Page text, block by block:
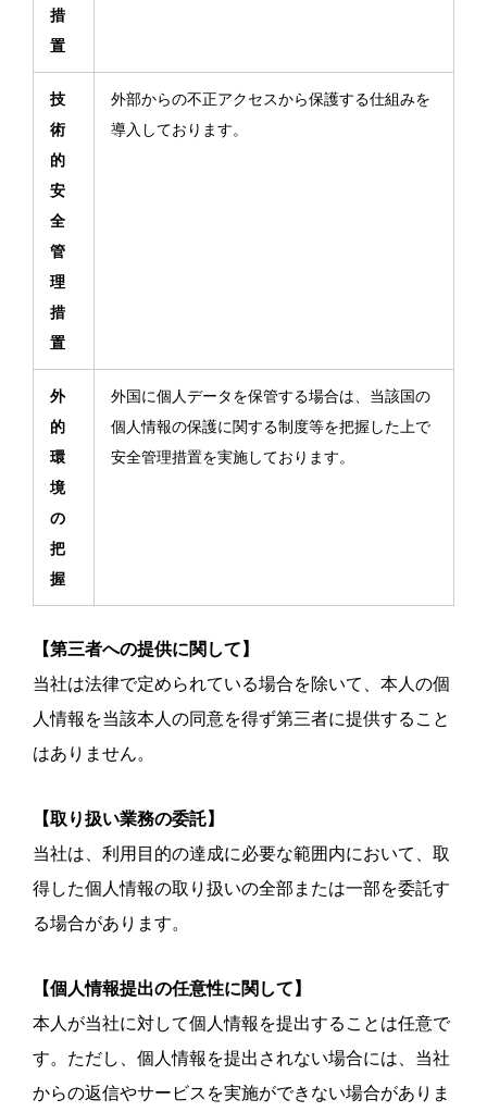
措
置
技
術
的
安
全
管
理
措
置
外部からの不正アクセスから保護する仕組みを
導入しております。
外
的
環
境
の
把
握
外国に個人データを保管する場合は、当該国の
個人情報の保護に関する制度等を把握した上で
安全管理措置を実施しております。
【第三者への提供に関して】
当社は法律で定められている場合を除いて、本人の個
人情報を当該本人の同意を得ず第三者に提供すること
はありません。
【取り扱い業務の委託】
当社は、利用目的の達成に必要な範囲内において、取
得した個人情報の取り扱いの全部または一部を委託す
る場合があります。
【個人情報提出の任意性に関して】
本人が当社に対して個人情報を提出することは任意で
す。ただし、個人情報を提出されない場合には、当社
からの返信やサービスを実施ができない場合がありま